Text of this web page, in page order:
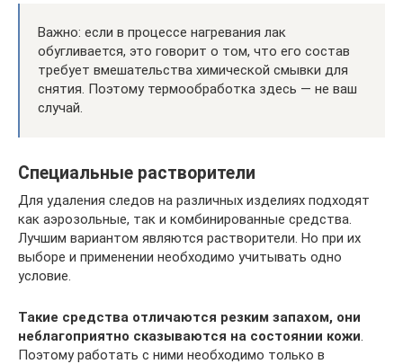
Важно: если в процессе нагревания лак
обугливается, это говорит о том, что его состав
требует вмешательства химической смывки для
снятия. Поэтому термообработка здесь — не ваш
случай.
Специальные растворители
Для удаления следов на различных изделиях подходят
как аэрозольные, так и комбинированные средства.
Лучшим вариантом являются растворители. Но при их
выборе и применении необходимо учитывать одно
условие.
Такие средства отличаются резким запахом, они
неблагоприятно сказываются на состоянии кожи.
Поэтому работать с ними необходимо только в